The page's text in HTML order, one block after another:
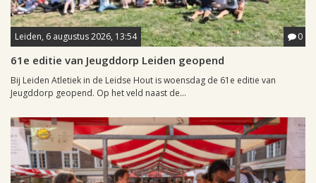
Leiden, 6 augustus 2026, 13:54 0
61e editie van Jeugddorp Leiden geopend
Bij Leiden Atletiek in de Leidse Hout is woensdag de 61e editie van
Jeugddorp geopend. Op het veld naast de...